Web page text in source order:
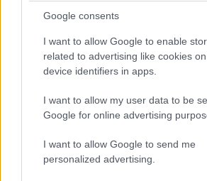
Google consents
I want to allow Google to enable
related to advertising like cookies
device identifiers in apps.
I want to allow my user data to be
Google for online advertising
I want to allow Google to send me
personalized advertising.
Με την κοινωνική αντιπαροχή το
ακίνητα που δεν χρησιμοποιεί και
αναξιοποίητα, οι ιδιώτες μετά
αναλαμβάνουν με δικές τους
κρατικές προδιαγραφές, να